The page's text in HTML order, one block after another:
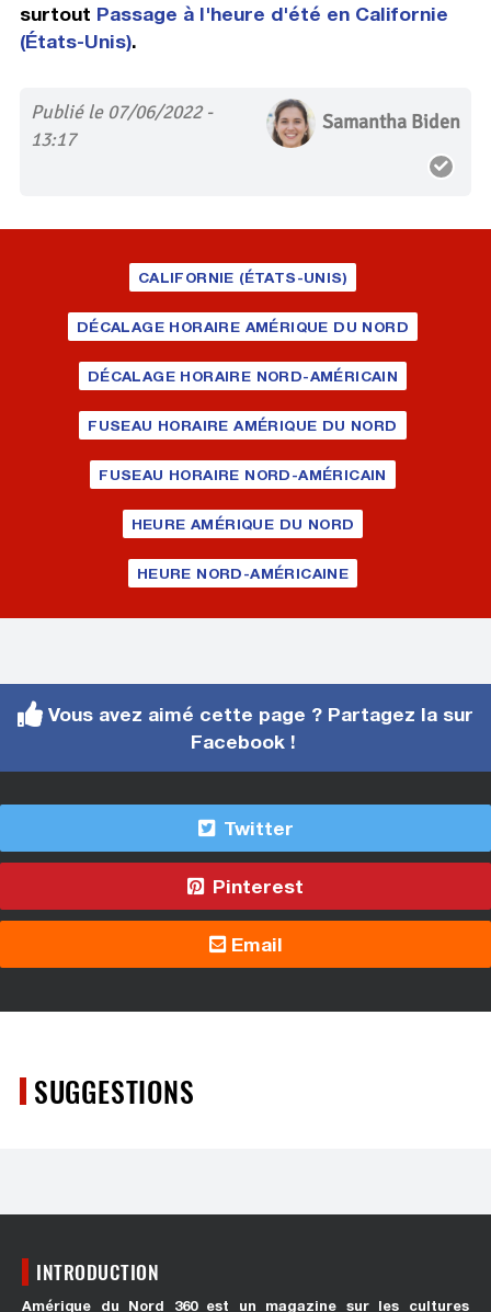
surtout Passage à l'heure d'été en Californie
(États-Unis).
Publié le 07/06/2022 -
13:17
Samantha Biden
CALIFORNIE (ÉTATS-UNIS)
DÉCALAGE HORAIRE AMÉRIQUE DU NORD
DÉCALAGE HORAIRE NORD-AMÉRICAIN
FUSEAU HORAIRE AMÉRIQUE DU NORD
FUSEAU HORAIRE NORD-AMÉRICAIN
HEURE AMÉRIQUE DU NORD
HEURE NORD-AMÉRICAINE
Vous avez aimé cette page ? Partagez la sur
Facebook !
Twitter
Pinterest
Email
SUGGESTIONS
INTRODUCTION
Amérique du Nord 360 est un magazine sur les cultures